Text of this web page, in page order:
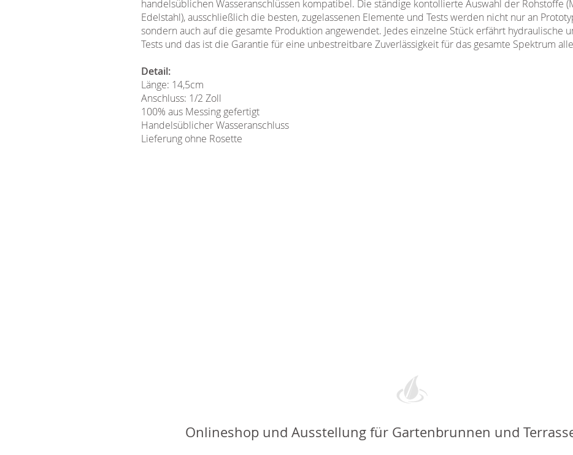
handelsüblichen Wasseranschlüssen kompatibel. Die ständige kontollierte Auswahl der Rohstoffe
Edelstahl), ausschließlich die besten, zugelassenen Elemente und Tests werden nicht nur an
sondern auch auf die gesamte Produktion angewendet. Jedes einzelne Stück erfährt hydraulische
Tests und das ist die Garantie für eine unbestreitbare Zuverlässigkeit für das gesamte Spektrum
Detail:
Länge: 14,5cm
Anschluss: 1/2 Zoll
100% aus Messing gefertigt
Handelsüblicher Wasseranschluss
Lieferung ohne Rosette
Onlineshop und Ausstellung für Gartenbrunnen und